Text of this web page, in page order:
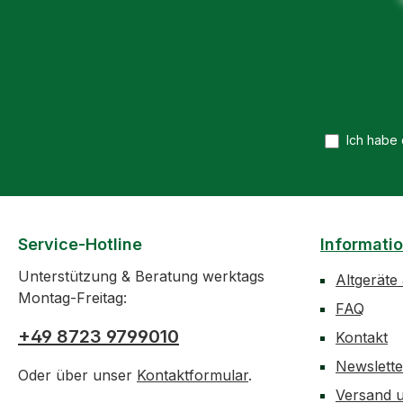
Ich habe
Service-Hotline
Unterstützung & Beratung werktags
Montag-Freitag:
+49 8723 9799010
Oder über unser Kontaktformular.
Altgeräte
FAQ
Kontakt
Versand